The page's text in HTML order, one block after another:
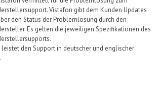
Vistafon gibt dem Kunden Updates
den Status der Problemlösung durch den
Es gelten die jeweiligen Spezifikationen des
leistet den Support in deutscher und englischer